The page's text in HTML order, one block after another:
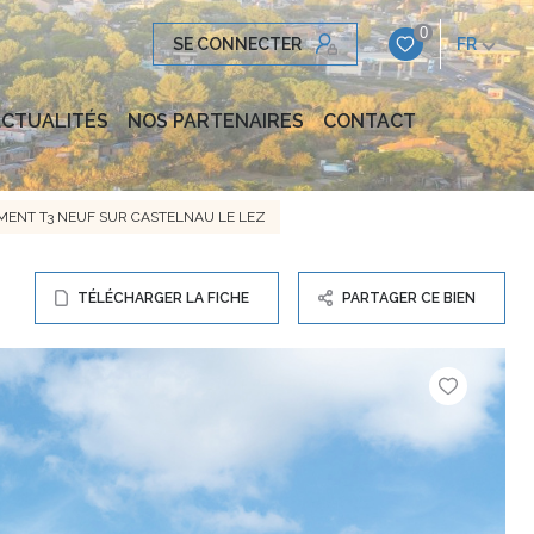
SE CONNECTER
0
FR
NOS PARTENAIRES CONTACT
T3 NEUF SUR CASTELNAU LE LEZ
TÉLÉCHARGER LA FICHE PARTAGER CE BIEN